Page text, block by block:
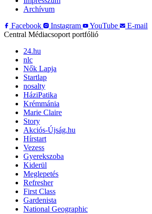
Archívum
Facebook
Instagram YouTube
E-mail
Central Médiacsoport portfólió
24.hu
nlc
Nők Lapja
Startlap
nosalty
HáziPatika
Krémmánia
Marie Claire
Story
Akciós-Újság.hu
Hírstart
Vezess
Gyerekszoba
Kiderül
Meglepetés
Refresher
First Class
Gardenista
National Geographic